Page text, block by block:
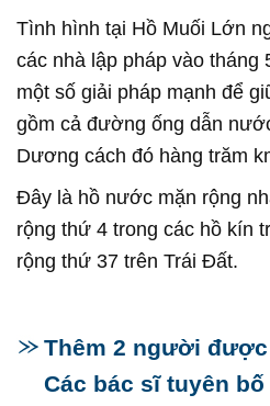
Tình hình tại Hồ Muối Lớn
các nhà lập pháp vào tháng
một số giải pháp mạnh để
gồm cả đường ống dẫn
Dương cách đó hàng trăm
Đây là hồ nước mặn rộng
rộng thứ 4 trong các hồ kín
rộng thứ 37 trên Trái Đất.
Thêm 2 người
Các bác sĩ tuyên